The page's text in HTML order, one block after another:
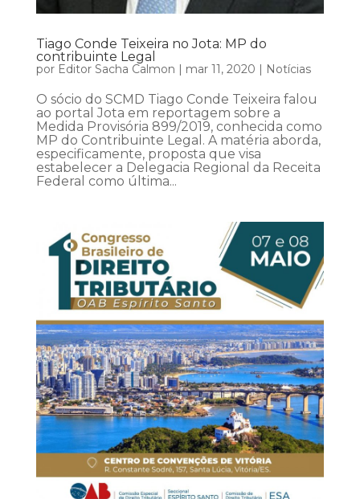
Tiago Conde Teixeira no Jota: MP do
contribuinte Legal
por Editor Sacha Calmon | mar 11, 2020 | Notícias
O sócio do SCMD Tiago Conde Teixeira falou
ao portal Jota em reportagem sobre a
Medida Provisória 899/2019, conhecida como
MP do Contribuinte Legal. A matéria aborda,
especificamente, proposta que visa
estabelecer a Delegacia Regional da Receita
Federal como última...